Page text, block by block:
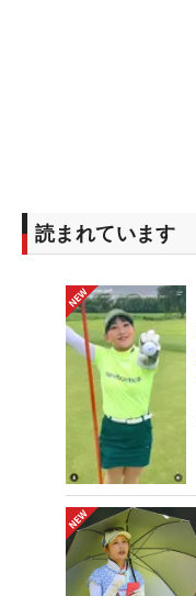
読まれています